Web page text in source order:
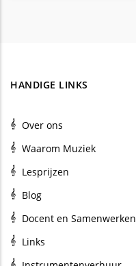
HANDIGE LINKS
Over ons
Waarom Muziek
Lesprijzen
Blog
Docent en Samenwerken
Links